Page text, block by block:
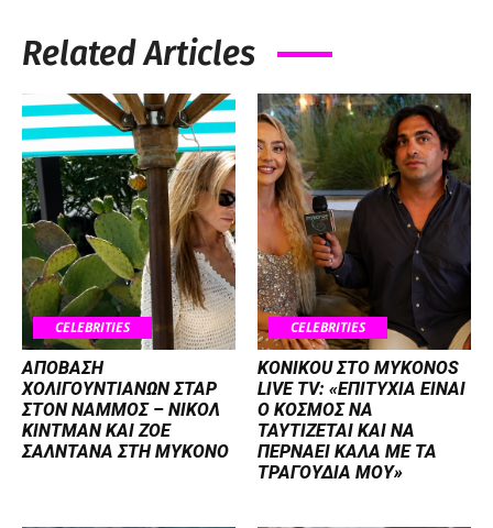
Related Articles
CELEBRITIES
ΑΠΟΒΑΣΗ
ΧΟΛΙΓΟΥΝΤΙΑΝΩΝ ΣΤΑΡ
ΣΤΟΝ NΑΜΜΟΣ – ΝΙΚΟΛ
ΚΙΝΤΜΑΝ ΚΑΙ ΖΟΕ
ΣΑΛΝΤΑΝΑ ΣΤΗ ΜΥΚΟΝΟ
CELEBRITIES
KONIKOU ΣΤΟ MYKONOS
LIVE TV: «ΕΠΙΤΥΧΙΑ ΕΙΝΑΙ
Ο ΚΟΣΜΟΣ ΝΑ
ΤΑΥΤΙΖΕΤΑΙ KAI ΝΑ
ΠΕΡΝΑΕΙ ΚΑΛΑ ΜΕ ΤΑ
ΤΡΑΓΟΥΔΙΑ ΜΟΥ»